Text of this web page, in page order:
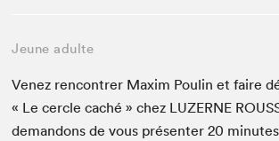
Jeune adulte
Venez ren­con­tr­er Max­im Poulin et faire
« Le cer­cle caché » chez LUZERNE
deman­dons de vous présen­ter20